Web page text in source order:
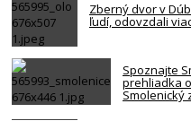
Zberný dvor v
ľudí, odovzdali
Spoznajte
prehliadka
Smolenický